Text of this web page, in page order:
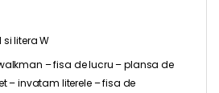
litera W
– fisa de lucru – plansa de
– invatam literele – fisa de